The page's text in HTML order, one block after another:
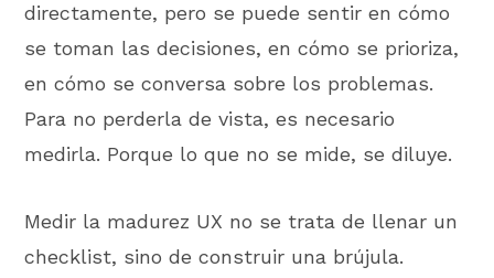
directamente, pero se puede sentir en cómo
se toman las decisiones, en cómo se prioriza,
en cómo se conversa sobre los problemas.
Para no perderla de vista, es necesario
medirla. Porque lo que no se mide, se diluye.
Medir la madurez UX no se trata de llenar un
checklist, sino de construir una brújula.